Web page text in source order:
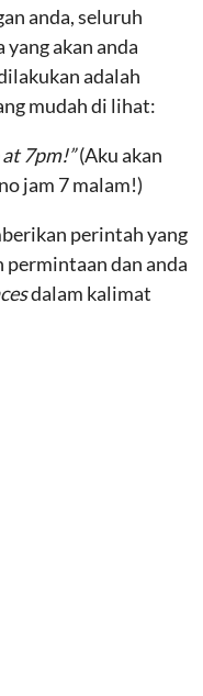
anda, seluruh
yang akan anda
adalah
mudah di lihat:
7pm!”(Aku akan
jam 7 malam!)
perintah yang
permintaan dan anda
dalam kalimat